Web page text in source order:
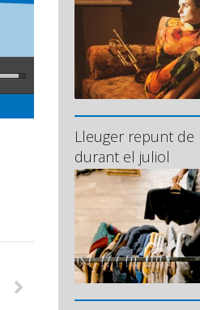
Lleuger repunt de
durant el juliol